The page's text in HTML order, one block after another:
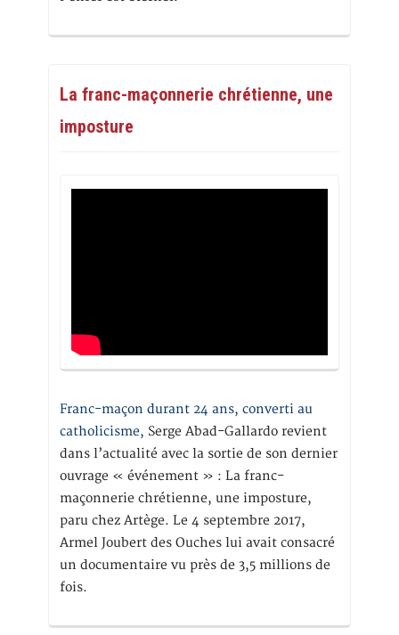
La franc-maçonnerie chrétienne, une
imposture
Franc-maçon durant 24 ans, converti au
catholicisme, Serge Abad-Gallardo revient
dans l’actualité avec la sortie de son dernier
ouvrage « événement » : La franc-
maçonnerie chrétienne, une imposture,
paru chez Artège. Le 4 septembre 2017,
Armel Joubert des Ouches lui avait consacré
un documentaire vu près de 3,5 millions de
fois.